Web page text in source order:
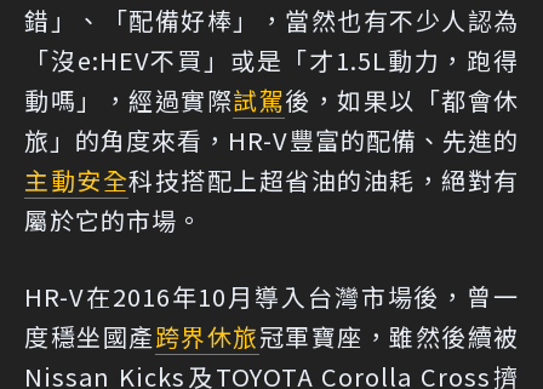
錯」、「配備好棒」，當然也有不少人認為
「沒e:HEV不買」或是「才1.5L動力，跑得
動嗎」，經過實際試駕後，如果以「都會休
旅」的角度來看，HR-V豐富的配備、先進的
主動安全科技搭配上超省油的油耗，絕對有
屬於它的市場。
HR-V在2016年10月導入台灣市場後，曾一
度穩坐國產跨界休旅冠軍寶座，雖然後續被
Nissan Kicks及TOYOTA Corolla Cross擠